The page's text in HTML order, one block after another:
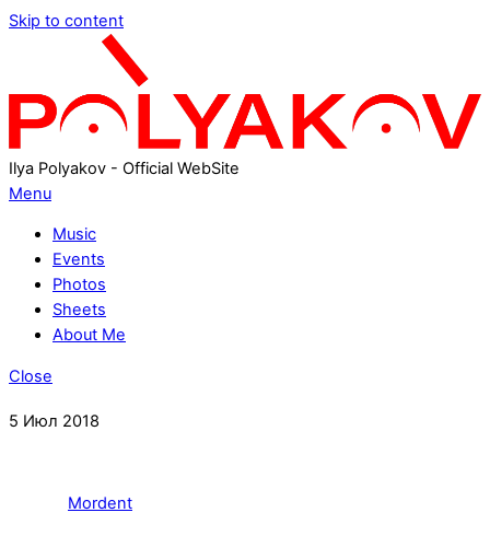
Skip to content
Ilya Polyakov - Official WebSite
Menu
Music
Events
Photos
Sheets
About Me
Close
5 Июл 2018
Mordent